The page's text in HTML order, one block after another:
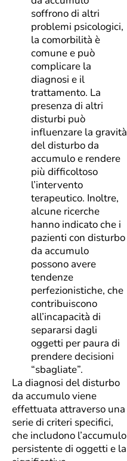
soffrono di altri
problemi psicologici,
la comorbilità è
comune e può
complicare la
diagnosi e il
trattamento. La
presenza di altri
disturbi può
influenzare la gravità
del disturbo da
accumulo e rendere
più difficoltoso
l’intervento
terapeutico. Inoltre,
alcune ricerche
hanno indicato che i
pazienti con disturbo
da accumulo
possono avere
tendenze
perfezionistiche, che
contribuiscono
all’incapacità di
separarsi dagli
oggetti per paura di
prendere decisioni
“sbagliate”.
La diagnosi del disturbo
da accumulo viene
effettuata attraverso una
serie di criteri specifici,
che includono l’accumulo
persistente di oggetti e la